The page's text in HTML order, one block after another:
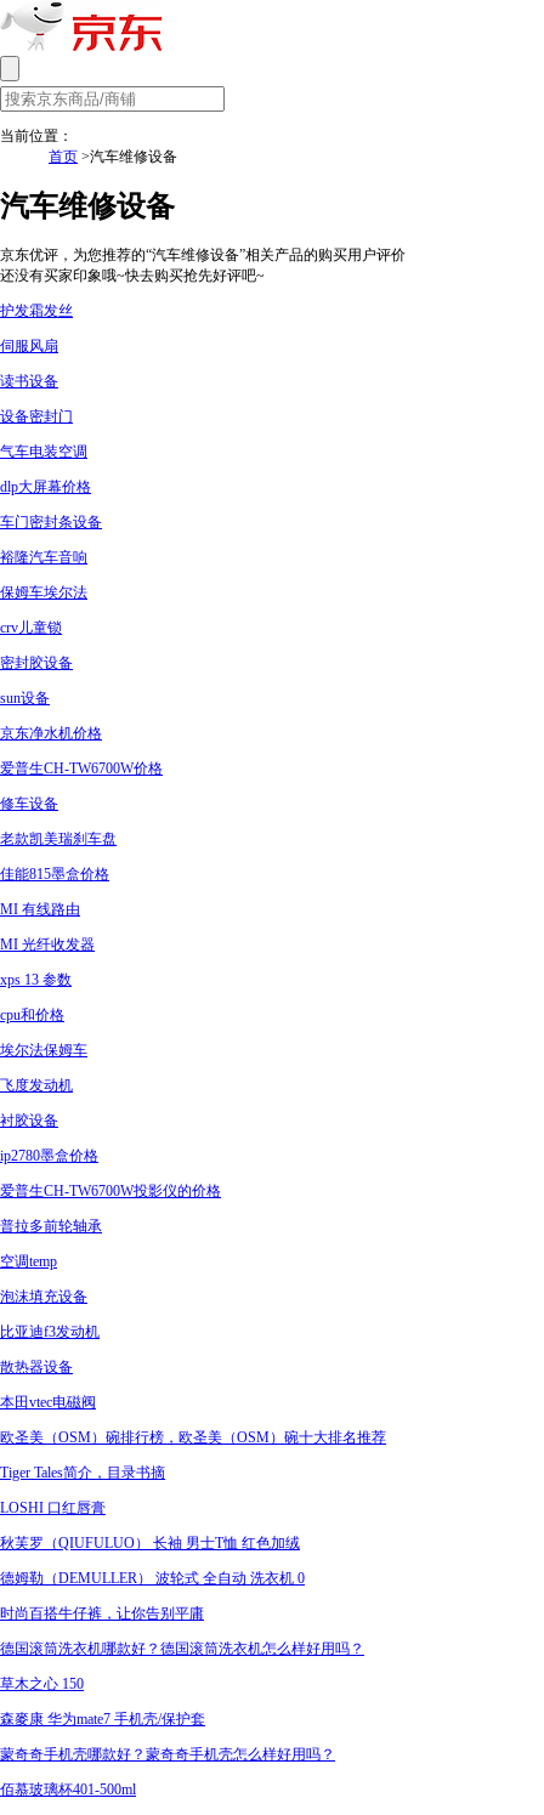
当前位置：
首页 >汽车维修设备
汽车维修设备
京东优评，为您推荐的“汽车维修设备”相关产品的购买用户评价
还没有买家印象哦~快去购买抢先好评吧~
护发霜发丝
伺服风扇
读书设备
设备密封门
气车电装空调
dlp大屏幕价格
车门密封条设备
裕隆汽车音响
保姆车埃尔法
crv儿童锁
密封胶设备
sun设备
京东净水机价格
爱普生CH-TW6700W价格
修车设备
老款凯美瑞刹车盘
佳能815墨盒价格
MI 有线路由
MI 光纤收发器
xps 13 参数
cpu和价格
埃尔法保姆车
飞度发动机
衬胶设备
ip2780墨盒价格
爱普生CH-TW6700W投影仪的价格
普拉多前轮轴承
空调temp
泡沫填充设备
比亚迪f3发动机
散热器设备
本田vtec电磁阀
欧圣美（OSM）碗排行榜，欧圣美（OSM）碗十大排名推荐
Tiger Tales简介，目录书摘
LOSHI 口红唇膏
秋芙罗（QIUFULUO） 长袖 男士T恤 红色加绒
德姆勒（DEMULLER） 波轮式 全自动 洗衣机 0
时尚百搭牛仔裤，让你告别平庸
德国滚筒洗衣机哪款好？德国滚筒洗衣机怎么样好用吗？
草木之心 150
森麥康 华为mate7 手机壳/保护套
蒙奇奇手机壳哪款好？蒙奇奇手机壳怎么样好用吗？
佰慕玻璃杯401-500ml